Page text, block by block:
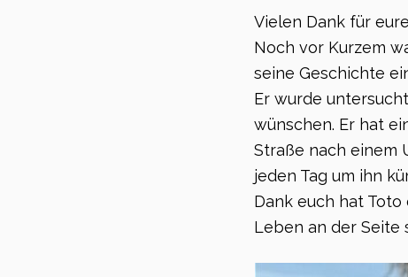
Vielen Dank für
Noch vor Kurzem
seine Geschichte
Er wurde
wünschen. Er hat
Straße nach einem
jeden Tag um ihn
Dank euch hat
Leben an der Seite